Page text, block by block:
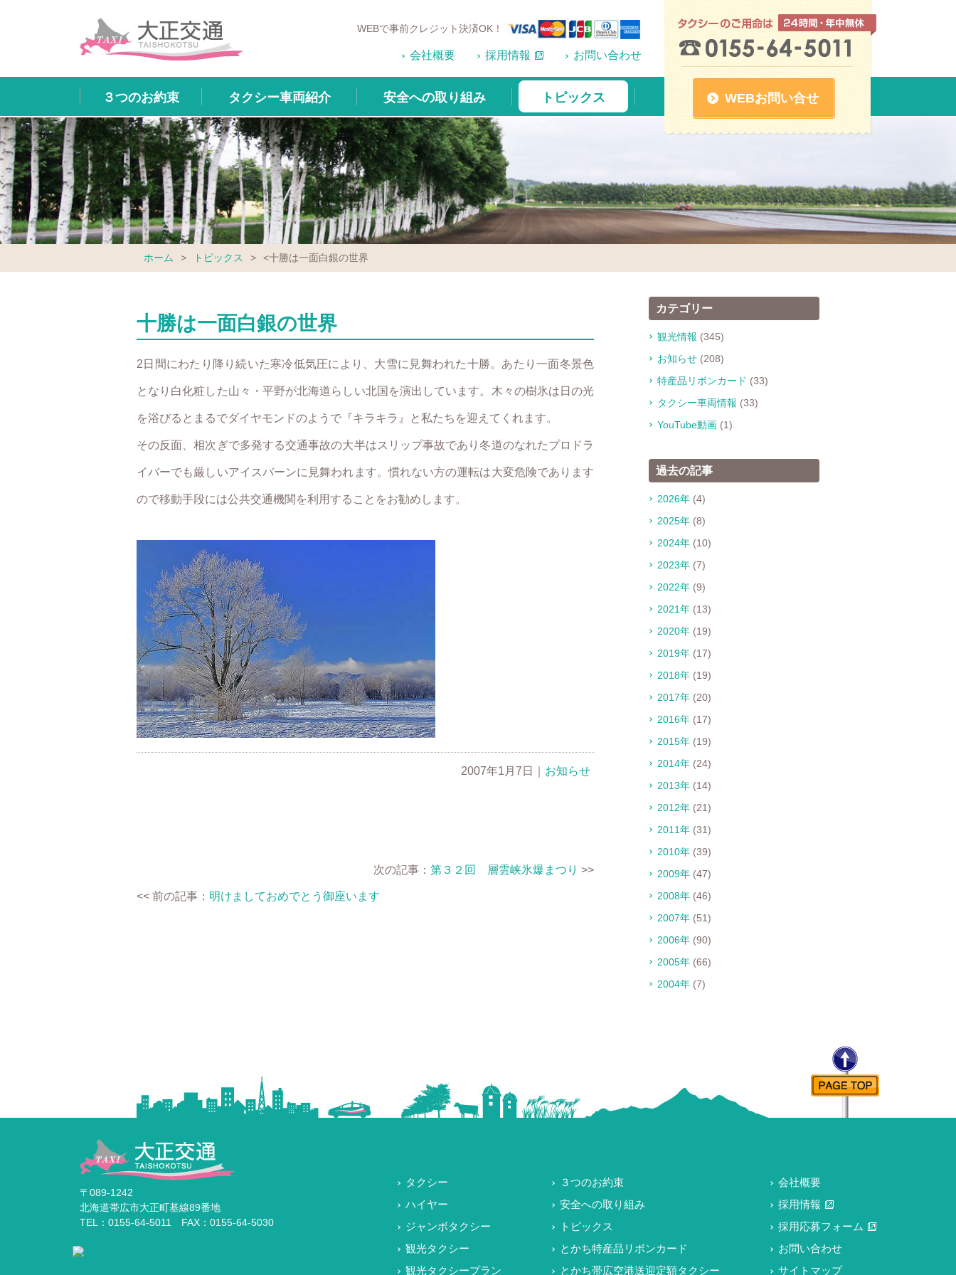
WEBお問い合せ
WEBで事前クレジット決済OK！
お問い合わせ
採用情報
会社概要
３つのお約束 タクシー車両紹介 安全への取り組み トピックス
ホーム > トピックス > <十勝は一面白銀の世界
十勝は一面白銀の世界
2日間にわたり降り続いた寒冷低気圧により、大雪に見舞われた十勝。あたり一面冬景色
となり白化粧した山々・平野が北海道らしい北国を演出しています。木々の樹氷は日の光
を浴びるとまるでダイヤモンドのようで『キラキラ』と私たちを迎えてくれます。
その反面、相次ぎで多発する交通事故の大半はスリップ事故であり冬道のなれたプロドラ
イバーでも厳しいアイスバーンに見舞われます。慣れない方の運転は大変危険であります
ので移動手段には公共交通機関を利用することをお勧めします。
2007年1月7日 お知らせ
次の記事：第３２回 層雲峡氷爆まつり >>
<< 前の記事： 明けましておめでとう御座います
カテゴリー
観光情報 (345)
お知らせ (208)
特産品リボンカード (33)
タクシー車両情報 (33)
YouTube動画 (1)
過去の記事
2026年 (4)
2025年 (8)
2024年 (10)
2023年 (7)
2022年 (9)
2021年 (13)
2020年 (19)
2019年 (17)
2018年 (19)
2017年 (20)
2016年 (17)
2015年 (19)
2014年 (24)
2013年 (14)
2012年 (21)
2011年 (31)
2010年 (39)
2009年 (47)
2008年 (46)
2007年 (51)
2006年 (90)
2005年 (66)
2004年 (7)
〒089-1242
北海道帯広市大正町基線89番地
TEL：0155-64-5011 FAX：0155-64-5030
タクシー
ハイヤー
ジャンボタクシー
観光タクシー
観光タクシープラン
３つのお約束
安全への取り組み
トピックス
とかち特産品リボンカード
とかち帯広空港送迎定額タクシー
会社概要
採用情報
採用応募フォーム
お問い合わせ
サイトマップ